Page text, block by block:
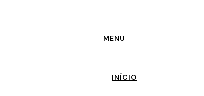
MENU
INÍCIO